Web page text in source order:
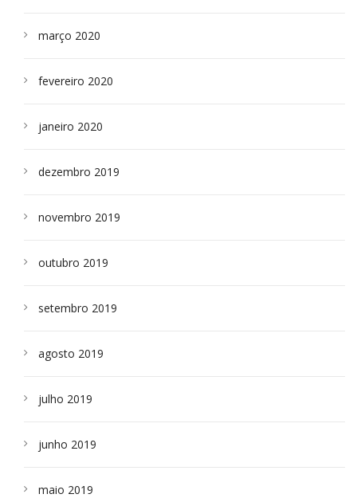
março 2020
fevereiro 2020
janeiro 2020
dezembro 2019
novembro 2019
outubro 2019
setembro 2019
agosto 2019
julho 2019
junho 2019
maio 2019